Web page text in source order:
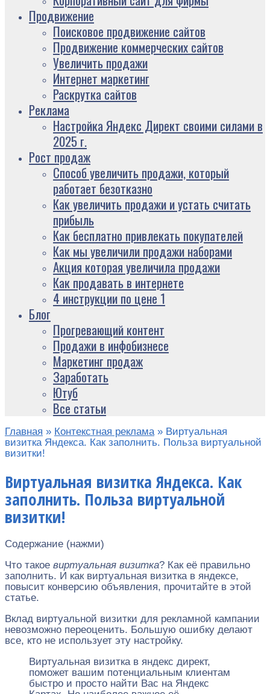
Продвижение
Поисковое продвижение сайтов
Продвижение коммерческих сайтов
Увеличить продажи
Интернет маркетинг
Раскрутка сайтов
Реклама
Настройка Яндекс Директ своими силами в
2025 г.
Рост продаж
Способ увеличить продажи, который
работает безотказно
Как увеличить продажи и устать считать
прибыль
Как бесплатно привлекать покупателей
Как мы увеличили продажи наборами
Акция которая увеличила продажи
Как продавать в интернете
4 инструкции по цене 1
Блог
Прогревающий контент
Продажи в инфобизнесе
Маркетинг продаж
Заработать
Ютуб
Все статьи
Главная » Контекстная реклама » Виртуальная
визитка Яндекса. Как заполнить. Польза виртуальной
визитки!
Виртуальная визитка Яндекса. Как
заполнить. Польза виртуальной
визитки!
Содержание (нажми)
Что такое виртуальная визитка? Как её правильно
заполнить. И как виртуальная визитка в яндексе,
повысит конверсию объявления, прочитайте в этой
статье.
Вклад виртуальной визитки для рекламной кампании
невозможно переоценить. Большую ошибку делают
все, кто не использует эту настройку.
Виртуальная визитка в яндекс директ,
поможет вашим потенциальным клиентам
быстро и просто найти Вас на Яндекс